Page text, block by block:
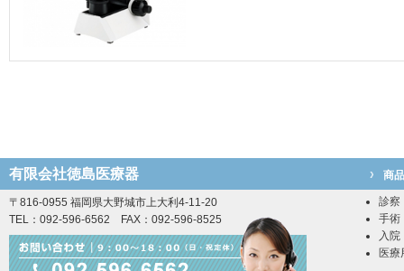
有限会社徳島医療器
〒816-0955 福岡県大野城市上大利4-11-20
TEL：092-596-6562 FAX：092-596-8525
商
診察
手術
入院
医療